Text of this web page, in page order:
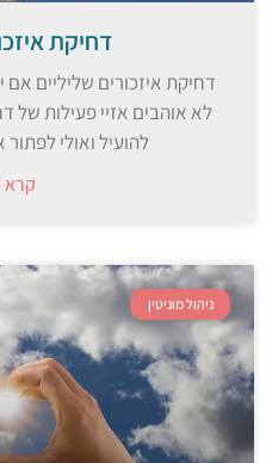
דחיקת
דחיקת איזכורים שליליים
לא אוהבים אזיי פעילות של
להועיל ואולי
קרא
ניהול מוניטין